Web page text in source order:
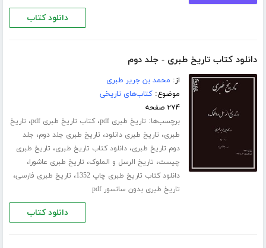
دانلود کتاب
دانلود کتاب تاریخ طبری - جلد دوم
از: محمد بن جریر طبری
موضوع:کتاب‌های تاریخی
۲۷۴ صفحه
برچسب‌ها: تاریخ طبری pdf ،کتاب تاریخ طبری pdf ، تاریخ
طبری، تاریخ طبری دانلود، تاریخ طبری جلد دوم، جلد
دوم تاریخ طبری،دانلود کتاب تاریخ طبری، تاریخ طبری
چیست، تاریخ الرسل و الملوک، تاریخ طبری عاشورا،
دانلود کتاب تاریخ طبری چاپ 1352 ، تاریخ طبری فارسی،
تاریخ طبری بدون سانسور pdf
دانلود کتاب